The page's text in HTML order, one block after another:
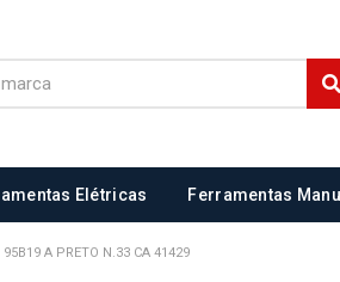
Elétricas Ferramentas
95B19 A PRETO N.33 CA 41429